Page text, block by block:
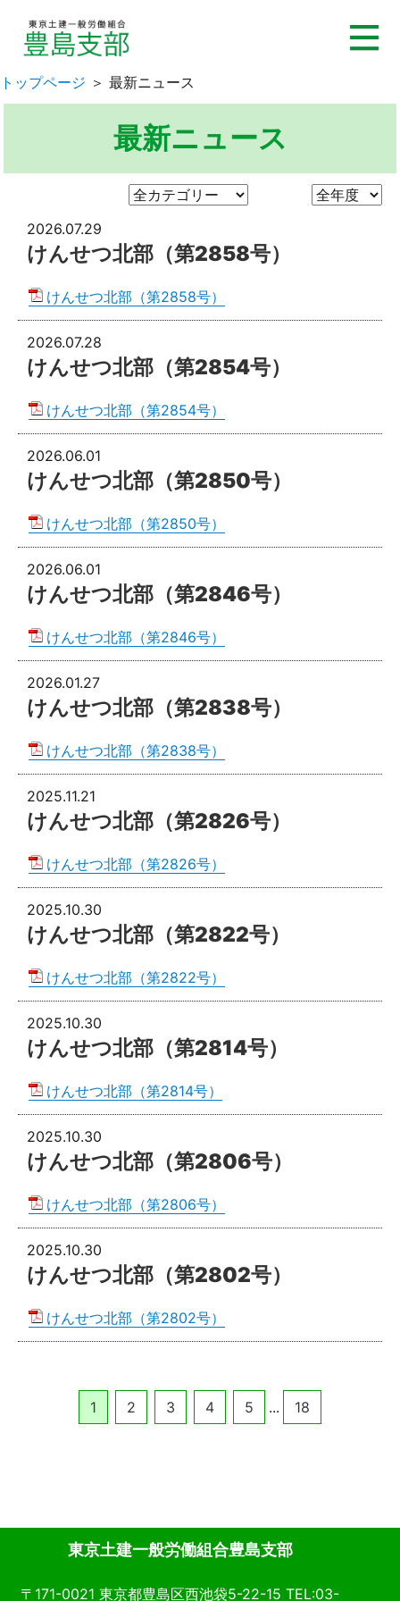
トップページ ＞ 最新ニュース
最新ニュース
2026.07.29
けんせつ北部（第2858号）
けんせつ北部（第2858号）
2026.07.28
けんせつ北部（第2854号）
けんせつ北部（第2854号）
2026.06.01
けんせつ北部（第2850号）
けんせつ北部（第2850号）
2026.06.01
けんせつ北部（第2846号）
けんせつ北部（第2846号）
2026.01.27
けんせつ北部（第2838号）
けんせつ北部（第2838号）
2025.11.21
けんせつ北部（第2826号）
けんせつ北部（第2826号）
2025.10.30
けんせつ北部（第2822号）
けんせつ北部（第2822号）
2025.10.30
けんせつ北部（第2814号）
けんせつ北部（第2814号）
2025.10.30
けんせつ北部（第2806号）
けんせつ北部（第2806号）
2025.10.30
けんせつ北部（第2802号）
けんせつ北部（第2802号）
1 2 3 4 5 ... 18
東京土建一般労働組合豊島支部
〒171-0021 東京都豊島区西池袋5-22-15 TEL:03-